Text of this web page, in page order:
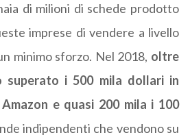
di milioni di schede prodotto
imprese di vendere a livello
minimo sforzo. Nel 2018, oltre
superato i 500 mila dollari in
e quasi 200 mila i 100
indipendenti che vendono su